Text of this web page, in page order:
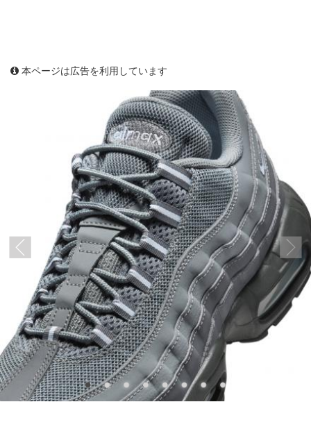
本ページは広告を利用しています